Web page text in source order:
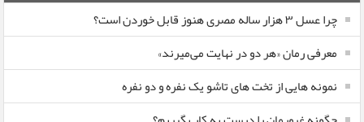
چرا عسل ۳ هزار ساله‌ مصری هنوز قابل خوردن است؟
معرفی رمان «هر دو در نهایت می‌میرند»
نمونه هایی از تخت های تاشو یک نفره و دو نفره